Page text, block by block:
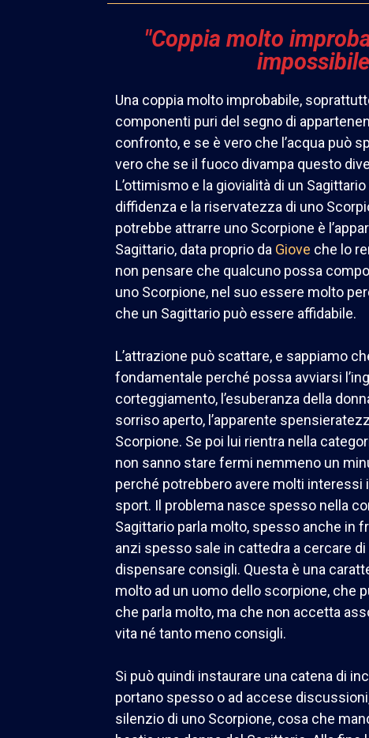
"Coppia molto
Una coppia molto improbabile,
componenti puri del segno di
confronto, e se è vero che l’acqua può
vero che se il fuoco divampa questo
L’ottimismo e la giovialità di un
diffidenza e la riservatezza di uno
potrebbe attrarre uno Scorpione è
Sagittario, data proprio da Giove che lo
non pensare che qualcuno possa
uno Scorpione, nel suo essere molto
che un Sagittario può essere affidabile.
L’attrazione può scattare, e sappiamo
fondamentale perché possa avviarsi
corteggiamento, l’esuberanza della
sorriso aperto, l’apparente
Scorpione. Se poi lui rientra nella
non sanno stare fermi nemmeno un
perché potrebbero avere molti interessi
sport. Il problema nasce spesso nella
Sagittario parla molto, spesso anche in
anzi spesso sale in cattedra a cercare di
dispensare consigli. Questa è una
molto ad un uomo dello scorpione, che
che parla molto, ma che non accetta
vita né tanto meno consigli.
Si può quindi instaurare una catena di
portano spesso o ad accese
silenzio di uno Scorpione, cosa che